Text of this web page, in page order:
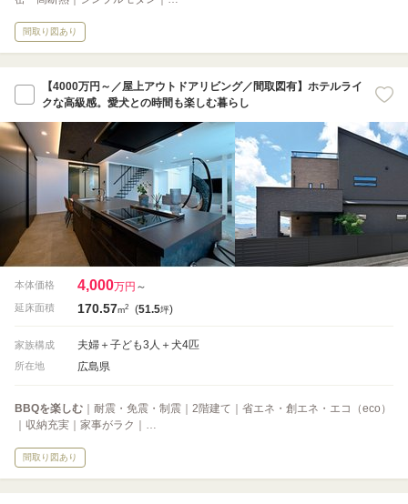
間取り図あり
【4000万円～／屋上アウトドアリビング／間取図有】ホテルライ
クな高級感。愛犬との時間も楽しむ暮らし
本体価格 4,000万円 ～
延床面積 170.57m2 (51.5坪)
家族構成 夫婦＋子ども3人＋犬4匹
所在地 広島県
BBQを楽しむ ｜耐震・免震・制震｜2階建て｜省エネ・創エネ・エコ（eco）
｜収納充実｜家事がラク｜…
間取り図あり